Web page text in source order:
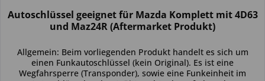
Autoschlüssel geeignet für Mazda Komplett mit 4D63
und Maz24R (Aftermarket Produkt)
Allgemein: Beim vorliegenden Produkt handelt es sich um
einen Funkautoschlüssel (kein Original). Es ist eine
Wegfahrsperre (Transponder), sowie eine Funkeinheit im